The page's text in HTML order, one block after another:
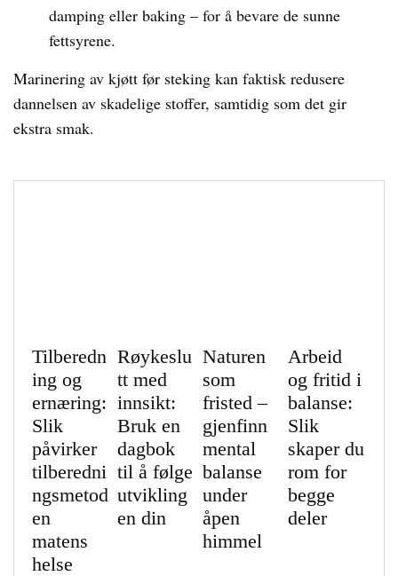
damping eller baking – for å bevare de sunne
fettsyrene.
Marinering av kjøtt før steking kan faktisk redusere
dannelsen av skadelige stoffer, samtidig som det gir
ekstra smak.
Tilberedn
ing og
ernæring:
Slik
påvirker
tilberedni
ngsmetod
en
matens
helse
Røykeslu
tt med
innsikt:
Bruk en
dagbok
til å følge
utvikling
en din
Naturen
som
fristed –
gjenfinn
mental
balanse
under
åpen
himmel
Arbeid
og fritid i
balanse:
Slik
skaper du
rom for
begge
deler